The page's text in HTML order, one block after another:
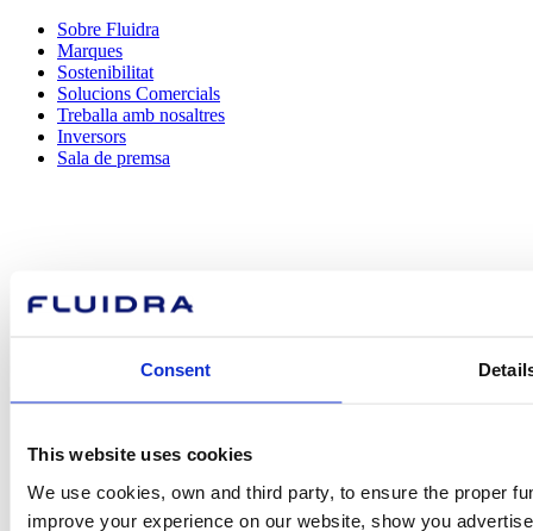
Consent
This website uses cookies
We use cookies, own and third party, to ensure the proper
improve your experience on our website, show you
Sobre Fluidra
Marques
Sostenibilitat
Solucions Comercials
Treballa amb nosaltres
Inversors
Sala de premsa
Com podem
ajudar-te?